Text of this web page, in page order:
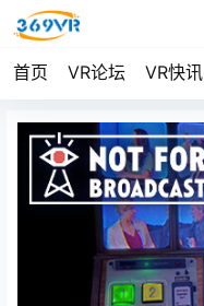
首页 VR论坛 VR快讯